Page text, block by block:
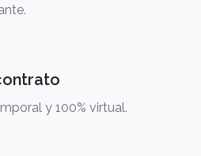
y 100% virtual.